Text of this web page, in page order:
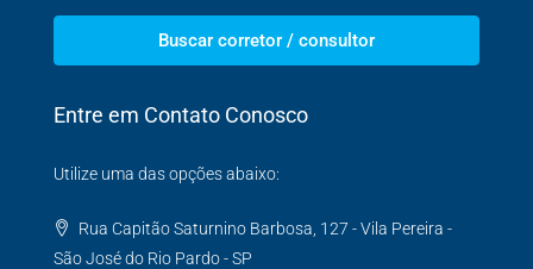
Buscar corretor / consultor
Entre em Contato Conosco
Utilize uma das opções abaixo:
Rua Capitão Saturnino Barbosa, 127 - Vila Pereira -
São José do Rio Pardo - SP